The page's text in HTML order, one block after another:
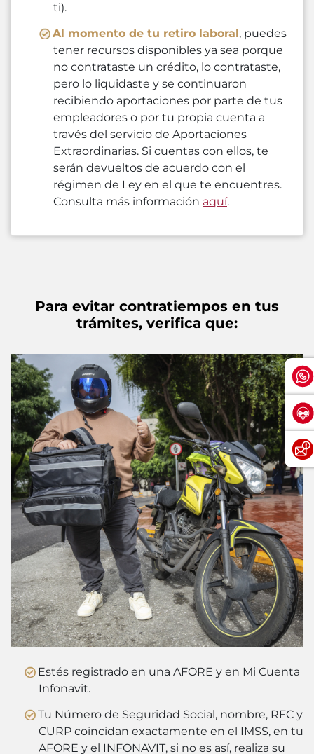
ti).
Al momento de tu retiro laboral , puedes
tener recursos disponibles ya sea porque
no contrataste un crédito, lo contrataste,
pero lo liquidaste y se continuaron
recibiendo aportaciones por parte de tus
empleadores o por tu propia cuenta a
través del servicio de Aportaciones
Extraordinarias. Si cuentas con ellos, te
serán devueltos de acuerdo con el
régimen de Ley en el que te encuentres.
Consulta más información aquí.
Para evitar contratiempos en tus
trámites, verifica que:
Estés registrado en una AFORE y en Mi Cuenta
Infonavit.
Tu Número de Seguridad Social, nombre, RFC y
CURP coincidan exactamente en el IMSS, en tu
AFORE y el INFONAVIT, si no es así, realiza su